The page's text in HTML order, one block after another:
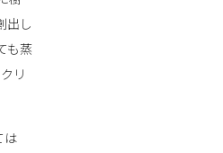
出し
も蒸
リ
は